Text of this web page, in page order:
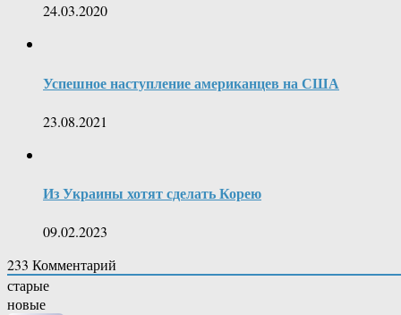
24.03.2020
Успешное наступление американцев на США
23.08.2021
Из Украины хотят сделать Корею
09.02.2023
233 Комментарий
старые
новые